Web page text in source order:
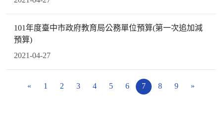
101年度臺中市政府教育局公務單位預算(第一次追加減
預算)
2021-04-27
« 1 2 3 4 5 6 7 8 9 »